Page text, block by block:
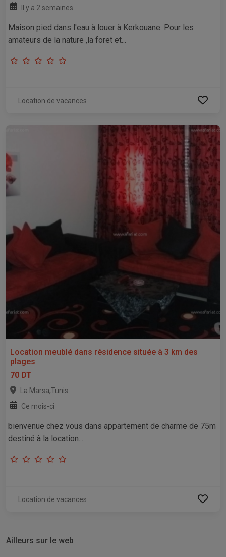
Il y a 2 semaines
Maison pied dans l'eau à louer à Kerkouane. Pour les
amateurs de la nature ,la foret et...
Location de vacances
Location meublé dans résidence située à 3 km des
plages
70 DT
La Marsa,Tunis
Ce mois-ci
bienvenue chez vous dans appartement de charme de 75m
destiné à la location...
Location de vacances
Ailleurs sur le web